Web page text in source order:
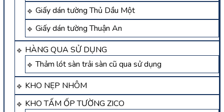
Giấy dán tường Thủ Dầu Một
Giấy dán tường Thuận An
HÀNG QUA SỬ DỤNG
Thảm lót sàn trải sàn cũ qua sử dụng
KHO NẸP NHÔM
KHO TẤM ỐP TƯỜNG ZICO